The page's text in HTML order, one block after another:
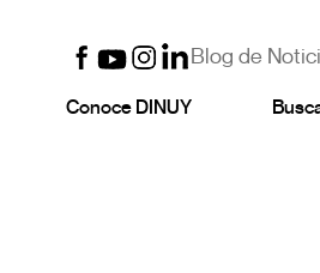
Blog de
Conoce DINUY